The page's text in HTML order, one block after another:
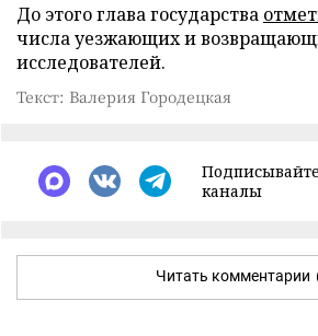
До этого глава государства
числа уезжающих и
исследователей.
Текст: Валерия Городецкая
каналы
Читать комментарии